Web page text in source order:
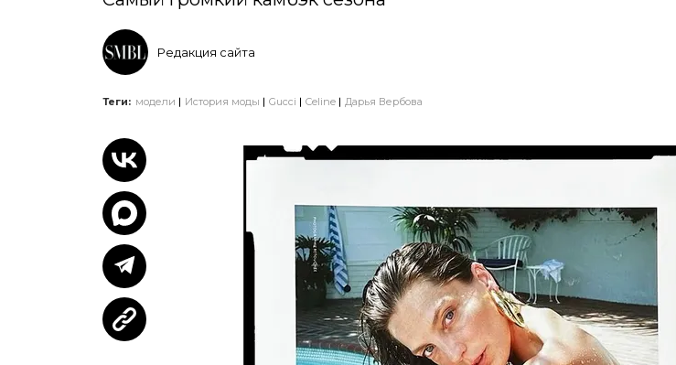
Редакция сайта
Теги: модели История моды Gucci Celine Дарья Вербова